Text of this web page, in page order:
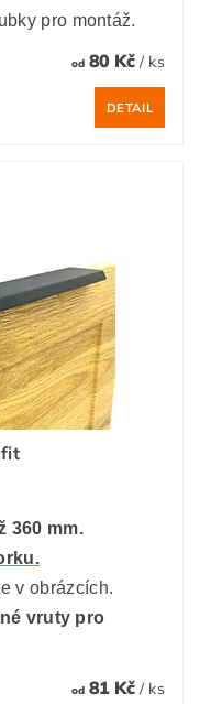
pro montáž.
od80 Kč / ks
DETAIL
360 mm.
v obrázcích.
vruty pro
od81 Kč / ks